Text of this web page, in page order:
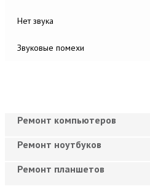
Нет звука
Звуковые помехи
Ремонт компьютеров
Ремонт ноутбуков
Ремонт планшетов